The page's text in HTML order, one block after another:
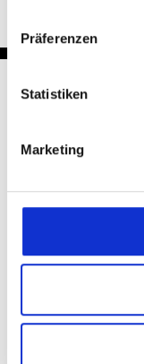
Präferenzen
Statistiken
Marketing
Nachrichten